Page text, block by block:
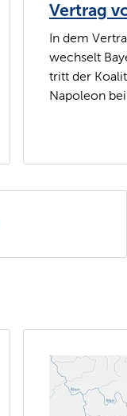
Vertrag
In dem
wechselt
tritt der
Napoleon